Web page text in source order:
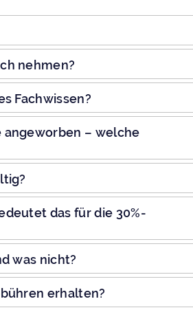
nehmen?
Fachwissen?
angeworben – welche
das für die 30%-
was nicht?
erhalten?